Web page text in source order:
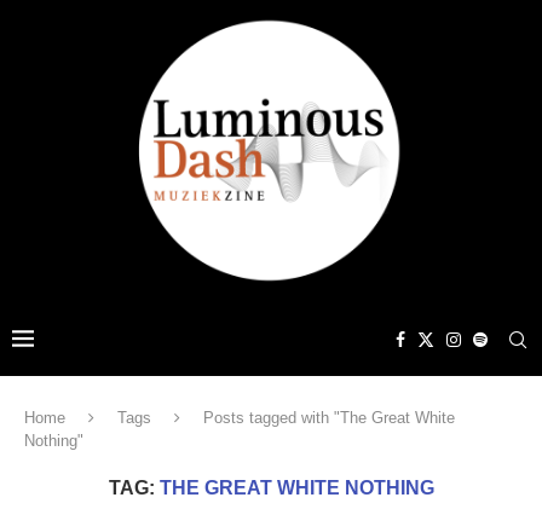
Home Tags
Posts tagged with "The Great White
Nothing"
TAG: THE GREAT WHITE NOTHING